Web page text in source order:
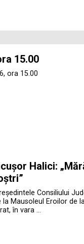
15.00
ora 15.00
Halici:
Consiliului
Mausoleul Eroilor de
în vara …